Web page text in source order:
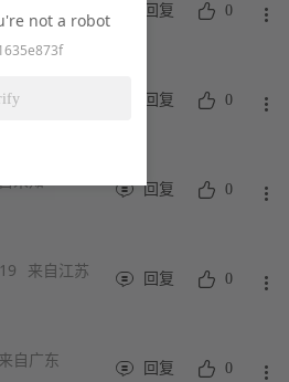
回复 0
来自陕西 回复 0
回复 0
来自江苏 回复 0
来自广东 回复 0
not a robot